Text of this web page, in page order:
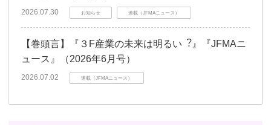
2026.07.30 お知らせ 連載（JFMAニュース）
【巻頭言】『３F産業の未来は明るい︖』『JFMAニ
ュース』（2026年6月号）
2026.07.02 連載（JFMAニュース）